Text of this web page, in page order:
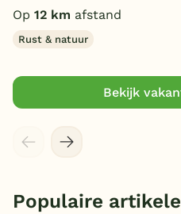
Op 12 km afstand
Rust & natuur
Bekijk
Populaire